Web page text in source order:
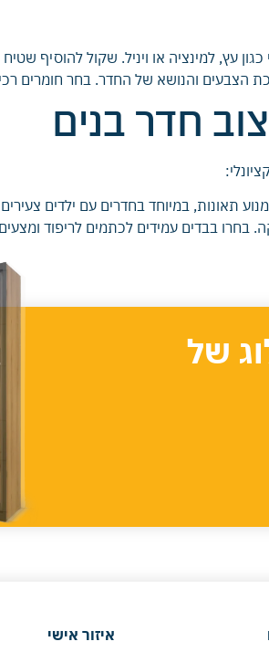
עץ, למינציה או ויניל. שקול להוסיף
הצבעים והנושא של החדר. בחר חומרים
חדר בנים
תאונות, במיוחד בחדרים עם ילדים צעירים
בחרו בבדים עמידים לכתמים לריפוד
של
איזור אישי